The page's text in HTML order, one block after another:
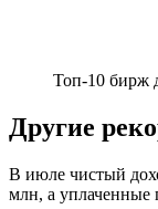
Топ-10 бирж
Другие
В июле чистый
млн, а уплаченные